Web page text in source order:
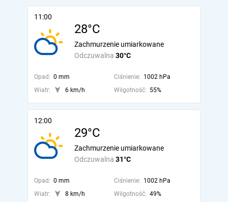
11:00
28°C
Odczuwalna 30°C
Zachmurzenie umiarkowane
Opad: 0 mm Ciśnienie: 1002 hPa
Wiatr:
6 km/h Wilgotność: 55%
12:00
29°C
Odczuwalna 31°C
Zachmurzenie umiarkowane
Opad: 0 mm Ciśnienie: 1002 hPa
Wiatr:
8 km/h Wilgotność: 49%